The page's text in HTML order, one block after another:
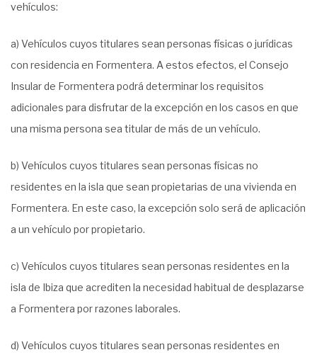
vehículos:
a) Vehículos cuyos titulares sean personas físicas o jurídicas
con residencia en Formentera. A estos efectos, el Consejo
Insular de Formentera podrá determinar los requisitos
adicionales para disfrutar de la excepción en los casos en que
una misma persona sea titular de más de un vehículo.
b) Vehículos cuyos titulares sean personas físicas no
residentes en la isla que sean propietarias de una vivienda en
Formentera. En este caso, la excepción solo será de aplicación
a un vehículo por propietario.
c) Vehículos cuyos titulares sean personas residentes en la
isla de Ibiza que acrediten la necesidad habitual de desplazarse
a Formentera por razones laborales.
d) Vehículos cuyos titulares sean personas residentes en